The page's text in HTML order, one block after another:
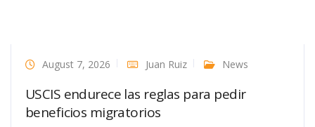
August 7, 2026 Juan Ruiz News
USCIS endurece las reglas para pedir
beneficios migratorios